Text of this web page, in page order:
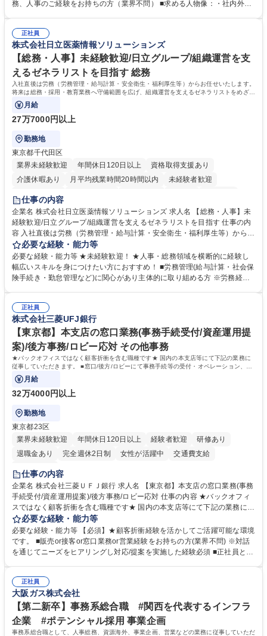
出張もございます。 ※担当業務を持ちつつ、お互いに助け合いながら、総
務、人事のご経験をお持ちの方（業界不問） ■求める人物像：・社内外の
正社員
株式会社日立医薬情報ソリューションズ
【総務・人事】未経験歓迎/日立グループ/組織運営を支
えるゼネラリストを目指す 総務
入社直後は労務（労務管理・給与計算・安全衛生・福利厚生等）からお任せいたします。
将来は総務・採用・教育業務へ守備範囲を広げ、組織運営を支えるゼネラリストをめざせ
ます。
月給
27万7000円以上
勤務地
東京都千代田区
業界未経験歓迎
年間休日120日以上
資格取得支援あり
介護休暇あり
月平均残業時間20時間以内
未経験者歓迎
住宅手当あり
育休あり
完全週休2日制 交通費支給 土日祝休み 寮・社宅あり
仕事の内容
企業名 株式会社日立医薬情報ソリューションズ 求人名 【総務・人事】未
経験歓迎/日立グループ/組織運営を支えるゼネラリストを目指す 仕事の内
容 入社直後は労務（労務管理・給与計算・安全衛生・福利厚生等）からお
任せいたします。将来は総務・採用・教育業務へ守備範囲を広げ、組織運
営を支えるゼネラリストをめざせます。 ・初期業務：労働時間管理、給与
計算、社会保険対応、福利厚生管理、安全衛生、健康経営推進等をお任せ
します。ご経験に応じて、休職者管理など、幅広く経験を積んでいただき
幅広く経験を積みたい意欲がある方に最適な環境です。 募集職種 【総
務・人事】未経験歓迎/日立グループ/組織運営を支えるゼネラリストを目
指す
必要な経験・能力等
必要な経験・能力等 ★未経験歓迎！ ★人事・総務領域を横断的に経験し
幅広いスキルを身につけたい方におすすめ！ ■労務管理(給与計算・社会保
険手続き・勤怠管理など)に関心があり主体的に取り組める方 ※労務経験
のご経験 ■労務管理（給与計算・社会保険手続き・勤怠管理など）の経験
■衛生管理者の資格をお持ちの方 学歴・資格 学歴：大学院 大学 高専 短大
専修学校 高校 語学力： 資格：
正社員
株式会社三菱UFJ銀行
【東京都】本支店の窓口業務(事務手続受付/資産運用提
案)/後方事務/ロビー応対 その他事務
★バックオフィスではなく顧客折衝を含む職種です★ 国内の本支店等にて下記の業務に
従事していただきます。 ■窓口/後方/ロビーにて事務手続等の受付・オペレーション、お
客様対応
月給
32万4000円以上
勤務地
東京都23区
業界未経験歓迎
年間休日120日以上 経験者歓迎
研修あり
退職金あり
完全週休2日制 女性が活躍中
交通費支給
土日祝休み
仕事の内容
企業名 株式会社三菱ＵＦＪ銀行 求人名 【東京都】本支店の窓口業務(事務
手続受付/資産運用提案)/後方事務/ロビー応対 仕事の内容 ★バックオフィ
スではなく顧客折衝を含む職種です★ 国内の本支店等にて下記の業務に従
事していただきます。 ■窓口/後方/ロビーにて事務手続等の受付・オペレ
ーション、お客様対応 ■窓口にて、ご来店された個人のお客様に対して金
融商品のご提案 ■効率的な事務運用の検討・構築等 ≪業務紹介：ご応募前
に必ずご覧ください≫ ※記事 https://www.mysite.bk.mufg.jp/career/circle/
必要な経験・能力等
必要な経験・能力等 【必須】★顧客折衝経験を活かしてご活躍可能な環境
です。 ■販売or接客or窓口業務or営業経験をお持ちの方(業界不問) ※対話
を通じてニーズをヒアリングし対応/提案を実施した経験必須 ■正社員とし
るので安心して入行いただけます。 幅広いキャリアの選択肢があり、公募
や社内副業等を活用し、 一人ひとりが挑戦できるカルチャーが浸透してい
ます。 学歴・資格 学歴：大学院 大学 高専 短大 専修学校 高校 語学力：
資格：
正社員
大阪ガス株式会社
【第二新卒】事務系総合職 #関西を代表するインフラ
企業 #ポテンシャル採用 事業企画
事務系総合職として、人事総務、資源海外、事業企画、営業などの業務に従事していただ